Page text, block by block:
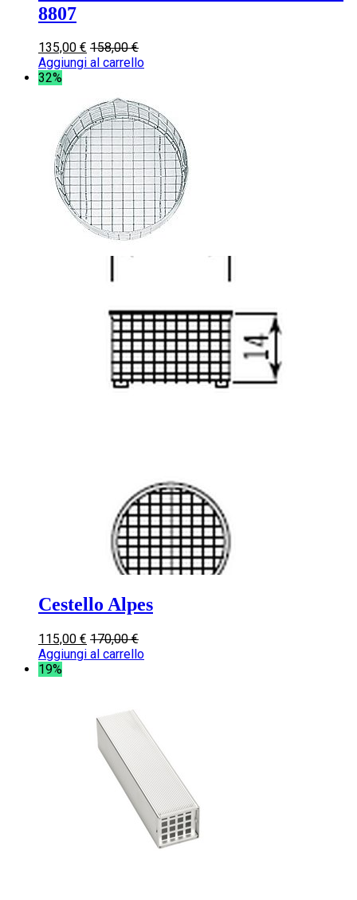
8807
135,00 € 158,00€
Aggiungi al carrello
32%
Cestello Alpes
115,00 € 170,00€
Aggiungi al carrello
19%